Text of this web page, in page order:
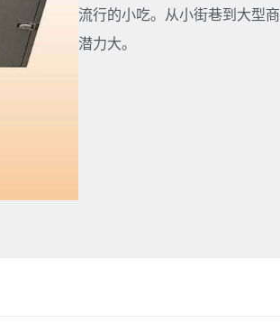
流行的小吃。从小街巷到大型
潜力大。